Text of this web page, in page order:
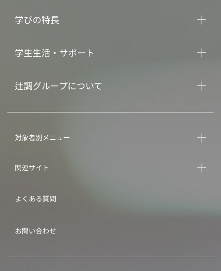
学びの特長
学生生活・サポート
辻調グループについて
対象者別メニュー
関連サイト
よくある質問
お問い合わせ